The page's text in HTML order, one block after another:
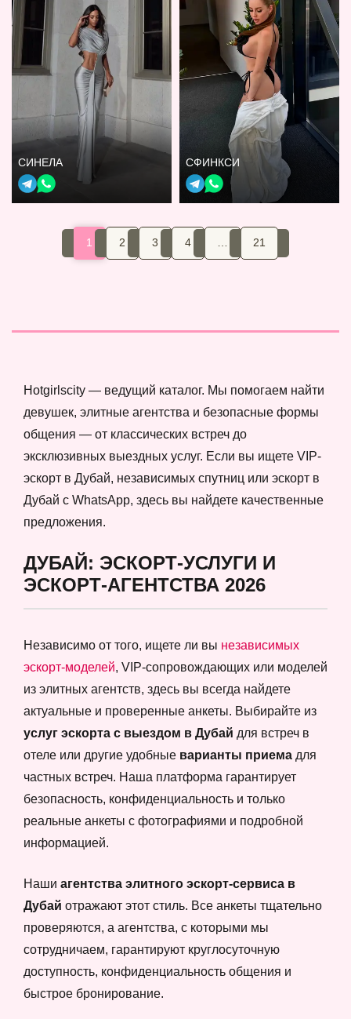
СИНЕЛА СФИНКСИ
1 2 3 4 21
Hotgirlscity — ведущий каталог. Мы помогаем найти
девушек, элитные агентства и безопасные формы
общения — от классических встреч до
эксклюзивных выездных услуг. Если вы ищете VIP-
эскорт в Дубай, независимых спутниц или эскорт в
Дубай с WhatsApp, здесь вы найдете качественные
предложения.
ДУБАЙ: ЭСКОРТ-УСЛУГИ И
ЭСКОРТ-АГЕНТСТВА 2026
Независимо от того, ищете ли вы независимых
эскорт-моделей, VIP-сопровождающих или моделей
из элитных агентств, здесь вы всегда найдете
актуальные и проверенные анкеты. Выбирайте из
услуг эскорта с выездом в Дубай для встреч в
отеле или другие удобные варианты приема для
частных встреч. Наша платформа гарантирует
безопасность, конфиденциальность и только
реальные анкеты с фотографиями и подробной
информацией.
Наши агентства элитного эскорт-сервиса в
Дубай отражают этот стиль. Все анкеты тщательно
проверяются, а агентства, с которыми мы
сотрудничаем, гарантируют круглосуточную
доступность, конфиденциальность общения и
быстрое бронирование.